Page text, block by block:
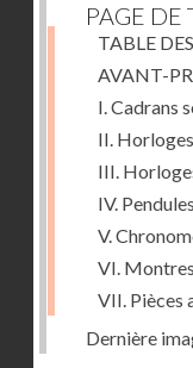
PAGE DE
TABLE
AVANT-
I. Cadrans
II. Horloges
III.
IV.
V.
VI. Montres
VII. Pièces
Dernière